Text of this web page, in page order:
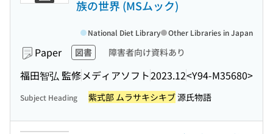
族の世界 (MSムック)
Paper 図書 障害者向け資料あり
福田智弘 監修メディアソフト2023.12<Y94-M35680>
National Diet Library Other Libraries in Japan
Subject Heading 紫式部 ムラサキシキブ源氏物語